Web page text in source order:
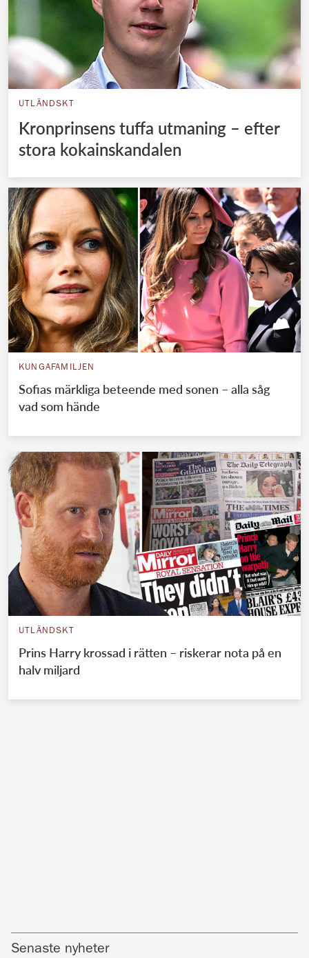
UTLÄNDSKT
Kronprinsens tuffa utmaning – efter
stora kokainskandalen
KUNGAFAMILJEN
Sofias märkliga beteende med sonen – alla såg
vad som hände
UTLÄNDSKT
Prins Harry krossad i rätten – riskerar nota på en
halv miljard
Senaste nyheter